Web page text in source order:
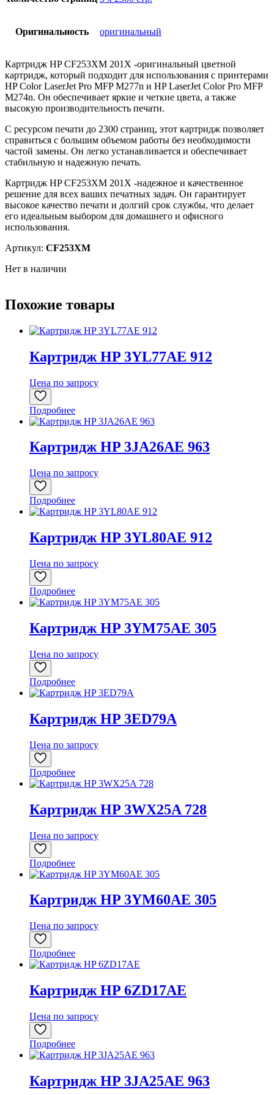
Оригинальность оригинальный
Картридж HP CF253XM 201X -оригинальный цветной
картридж, который подходит для использования с принтерами
HP Color LaserJet Pro MFP M277n и HP LaserJet Color Pro MFP
M274n. Он обеспечивает яркие и четкие цвета, а также
высокую производительность печати.
С ресурсом печати до 2300 страниц, этот картридж позволяет
справиться с большим объемом работы без необходимости
частой замены. Он легко устанавливается и обеспечивает
стабильную и надежную печать.
Картридж HP CF253XM 201X -надежное и качественное
решение для всех ваших печатных задач. Он гарантирует
высокое качество печати и долгий срок службы, что делает
его идеальным выбором для домашнего и офисного
использования.
Артикул: CF253XM
Нет в наличии
Похожие товары
Картридж HP 3YL77AE 912
Цена по запросу
Подробнее
Картридж HP 3JA26AE 963
Цена по запросу
Подробнее
Картридж HP 3YL80AE 912
Цена по запросу
Подробнее
Картридж HP 3YM75AE 305
Цена по запросу
Подробнее
Картридж HP 3ED79A
Цена по запросу
Подробнее
Картридж HP 3WX25A 728
Цена по запросу
Подробнее
Картридж HP 3YM60AE 305
Цена по запросу
Подробнее
Картридж HP 6ZD17AE
Цена по запросу
Подробнее
Картридж HP 3JA25AE 963